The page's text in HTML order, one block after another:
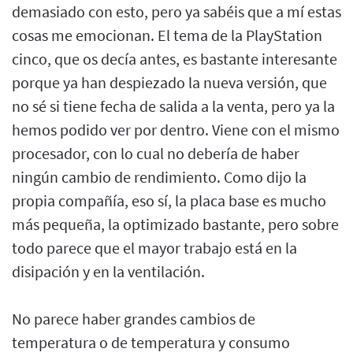
demasiado con esto, pero ya sabéis que a mí estas
cosas me emocionan. El tema de la PlayStation
cinco, que os decía antes, es bastante interesante
porque ya han despiezado la nueva versión, que
no sé si tiene fecha de salida a la venta, pero ya la
hemos podido ver por dentro. Viene con el mismo
procesador, con lo cual no debería de haber
ningún cambio de rendimiento. Como dijo la
propia compañía, eso sí, la placa base es mucho
más pequeña, la optimizado bastante, pero sobre
todo parece que el mayor trabajo está en la
disipación y en la ventilación.
No parece haber grandes cambios de
temperatura o de temperatura y consumo